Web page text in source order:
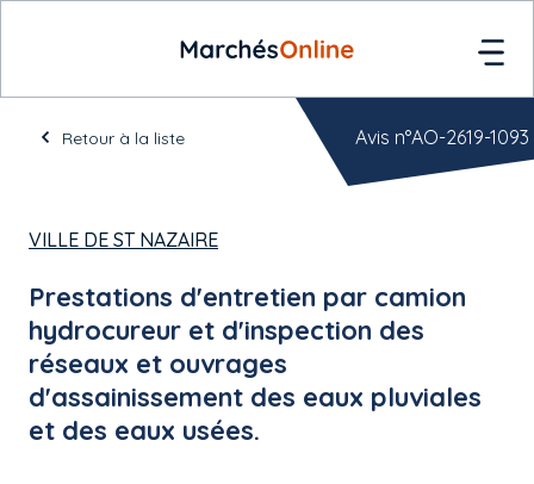
Retour à la liste
VILLE DE ST NAZAIRE
Prestations d'entretien par camion
hydrocureur et d'inspection des
réseaux et ouvrages
d'assainissement des eaux pluviales
et des eaux usées.
Avis n°AO-2619-1093